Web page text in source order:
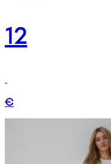
12
€